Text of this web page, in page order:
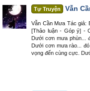
Tự Truyện Vẫn
Vẫn Cần Mưa Tác giả:
[Thảo luận - Góp ý] -
Dưới cơn mưa phùn...
Dưới cơn mưa rào...
vọng đến cùng cực.